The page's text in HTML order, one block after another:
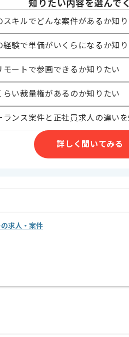
ざいます。
ます。
し上げる場合がございます。
、
でございます。
れたい方にオススメの案件です。
知りたい内容を選んで
スキルでどんな案件があるか知
経験で単価がいくらになるか知
モートで参画できるか知りたい
らい裁量権があるのか知りたい
ランス案件と正社員求人の違い
詳しく聞いてみる
求人・案件